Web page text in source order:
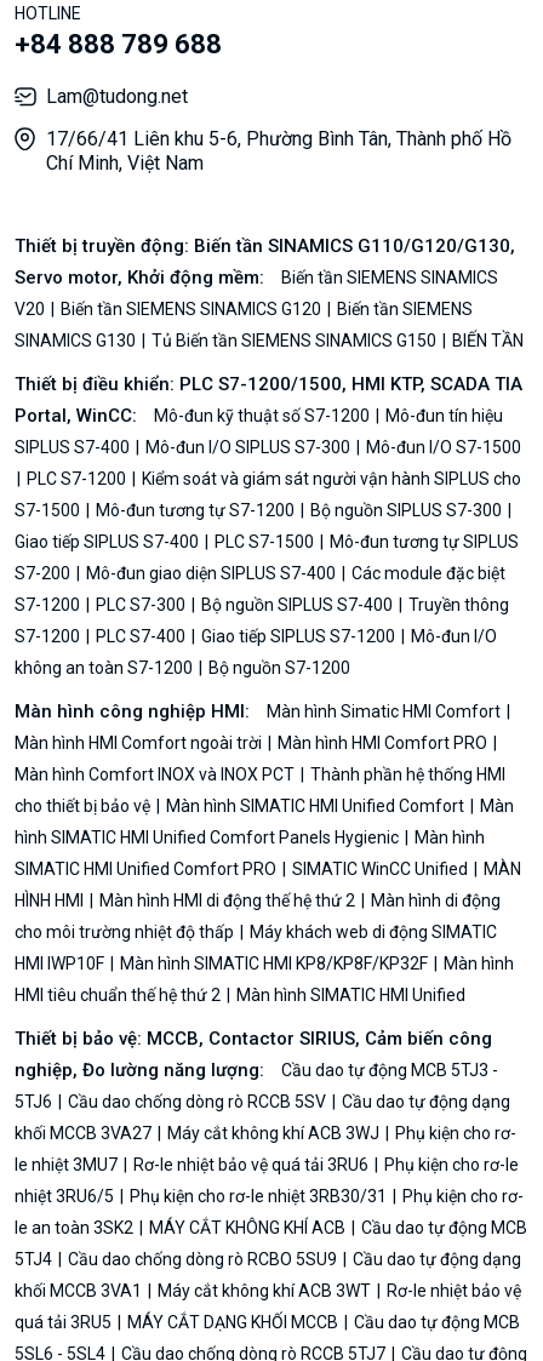
HOTLINE
+84 888 789 688
Lam@tudong.net
17/66/41 Liên khu 5-6, Phường Bình Tân, Thành phố Hồ
Chí Minh, Việt Nam
Thiết bị truyền động: Biến tần SINAMICS G110/G120/G130,
Servo motor, Khởi động mềm:
Biến tần SIEMENS SINAMICS
V20
Biến tần SIEMENS SINAMICS G120
Biến tần SIEMENS
SINAMICS G130
Tủ Biến tần SIEMENS SINAMICS G150 BIẾN TẦN
Thiết bị điều khiển: PLC S7-1200/1500, HMI KTP, SCADA TIA
Portal, WinCC:
Mô-đun kỹ thuật số S7-1200
Mô-đun tín hiệu
SIPLUS S7-400
Mô-đun I/O SIPLUS S7-300
Mô-đun I/O S7-1500
PLC S7-1200
Kiểm soát và giám sát người vận hành SIPLUS cho
S7-1500
Mô-đun tương tự S7-1200
Bộ nguồn SIPLUS S7-300
Giao tiếp SIPLUS S7-400
PLC S7-1500
Mô-đun tương tự SIPLUS
S7-200
Mô-đun giao diện SIPLUS S7-400
Các module đặc biệt
S7-1200
PLC S7-300 Bộ nguồn SIPLUS S7-400
Truyền thông
S7-1200
PLC S7-400 Giao tiếp SIPLUS S7-1200
Mô-đun I/O
không an toàn S7-1200
Bộ nguồn S7-1200
Màn hình công nghiệp HMI:
Màn hình Simatic HMI Comfort
Màn hình HMI Comfort ngoài trời
Màn hình HMI Comfort PRO
Màn hình Comfort INOX và INOX PCT
Thành phần hệ thống HMI
cho thiết bị bảo vệ
Màn hình SIMATIC HMI Unified Comfort
Màn
hình SIMATIC HMI Unified Comfort Panels Hygienic
Màn hình
SIMATIC HMI Unified Comfort PRO
SIMATIC WinCC Unified
MÀN
HÌNH HMI
Màn hình HMI di động thế hệ thứ 2
Màn hình di động
cho môi trường nhiệt độ thấp
Máy khách web di động SIMATIC
HMI IWP10F
Màn hình SIMATIC HMI KP8/KP8F/KP32F
Màn hình
HMI tiêu chuẩn thế hệ thứ 2
Màn hình SIMATIC HMI Unified
Thiết bị bảo vệ: MCCB, Contactor SIRIUS, Cảm biến công
nghiệp, Đo lường năng lượng:
Cầu dao tự động MCB 5TJ3 -
5TJ6
Cầu dao chống dòng rò RCCB 5SV
Cầu dao tự động dạng
khối MCCB 3VA27
Máy cắt không khí ACB 3WJ
Phụ kiện cho rơ-
le nhiệt 3MU7
Rơ-le nhiệt bảo vệ quá tải 3RU6
Phụ kiện cho rơ-le
nhiệt 3RU6/5
Phụ kiện cho rơ-le nhiệt 3RB30/31
Phụ kiện cho rơ-
le an toàn 3SK2
MÁY CẮT KHÔNG KHÍ ACB
Cầu dao tự động MCB
5TJ4
Cầu dao chống dòng rò RCBO 5SU9
Cầu dao tự động dạng
khối MCCB 3VA1
Máy cắt không khí ACB 3WT
Rơ-le nhiệt bảo vệ
quá tải 3RU5
MÁY CẮT DẠNG KHỐI MCCB
Cầu dao tự động MCB
5SL6 - 5SL4
Cầu dao chống dòng rò RCCB 5TJ7
Cầu dao tự động